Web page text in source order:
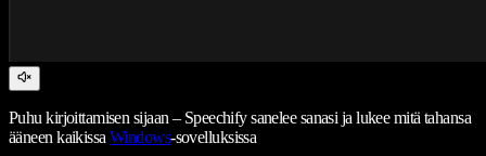
Puhu kirjoittamisen sijaan – Speechify sanelee sanasi ja lukee mitä tahansa
ääneen kaikissaWindows-sovelluksissa